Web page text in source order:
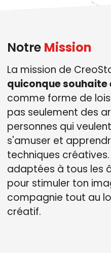
Notre Mission
La mission de
quiconque
comme forme de
pas seulement des
personnes qui
s'amuser et
techniques
adaptées à tous les
pour stimuler ton
compagnie tout au
créatif.